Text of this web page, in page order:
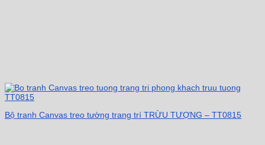
Bộ tranh Canvas treo tường trang trí TRỪU TƯỢNG – TT0815